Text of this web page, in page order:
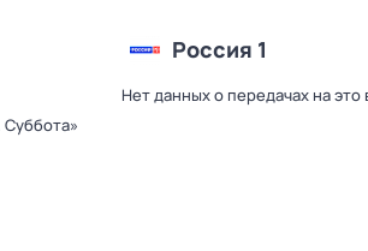
Россия 1
Нет данных о передачах на это